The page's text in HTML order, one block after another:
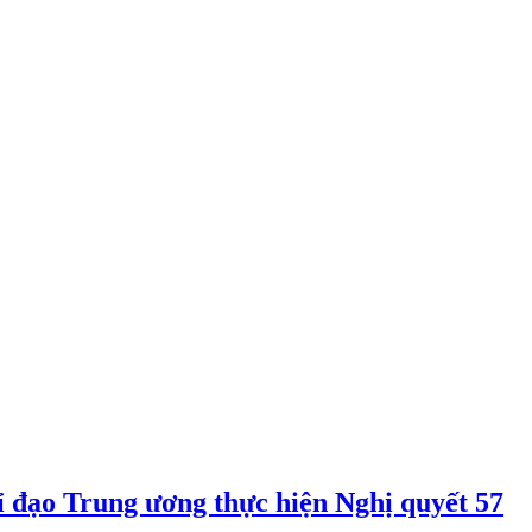
Trung ương thực hiện Nghị quyết 57